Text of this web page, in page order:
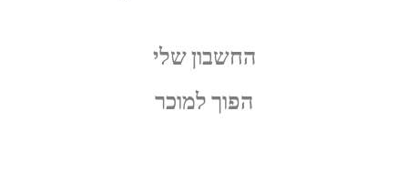
החשבון שלי
הפוך למוכר